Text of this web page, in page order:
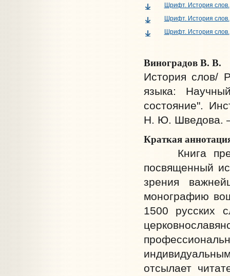
Шрифт. История слов.
Шрифт. История слов.
Шрифт. История слов.
Виноградов В. В.
История слов/
языка:
состояние".
Н. Ю. Шведова.
Краткая
Книга
посвященный
зрения
монографию
1500 русских
отсылает